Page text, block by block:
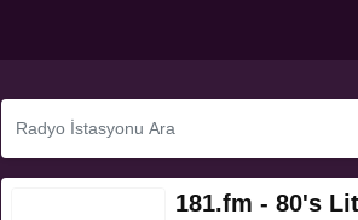
181.fm - 80's